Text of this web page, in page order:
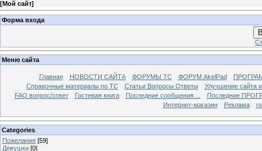
[Мой сайт]
Форма входа
Меню сайта
Главная НОВОСТИ САЙТА ФОРУМЫ TC ФОРУМ AkelPad
Справочные материалы по TС
Статьи Вопросы Ответы
Улучшение сайта
FAQ вопрос/ответ
Гостевая книга Последние сообщения ...
Последние
Интернет-магазин
Реклама
Categories
Пожелания [59]
Девушки [0]